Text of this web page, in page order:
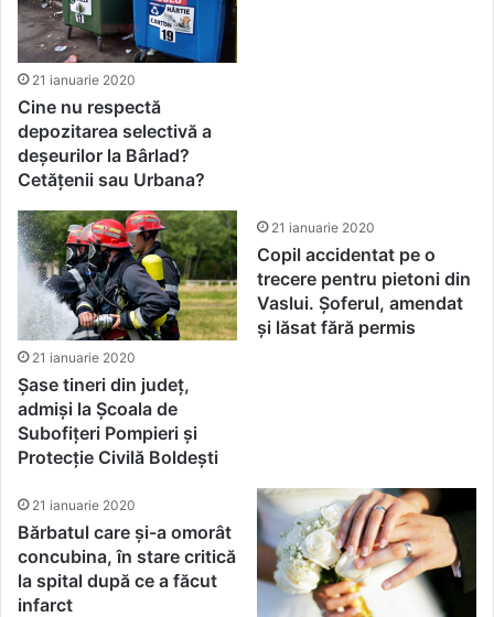
21 ianuarie 2020
Cine nu respectă
depozitarea selectivă a
deșeurilor la Bârlad?
Cetățenii sau Urbana?
21 ianuarie 2020
Șase tineri din județ,
admiși la Școala de
Subofițeri Pompieri și
Protecție Civilă Boldești
21 ianuarie 2020
Copil accidentat pe o
trecere pentru pietoni din
Vaslui. Șoferul, amendat
și lăsat fără permis
21 ianuarie 2020
Bărbatul care și-a omorât
concubina, în stare critică
la spital după ce a făcut
infarct